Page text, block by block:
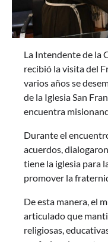
La Intendente de la
recibió la visita del
varios años se
de la Iglesia San
encuentra
Durante el
acuerdos,
tiene la iglesia para
promover la
De esta manera, el
articulado que
religiosas,